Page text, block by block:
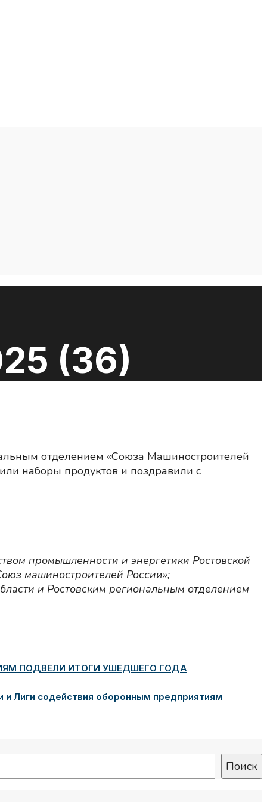
(36)
отделением «Союза Машиностроителей
наборы продуктов и поздравили с
промышленности и энергетики Ростовской
машиностроителей России»;
и Ростовским региональным отделением
ПОДВЕЛИ ИТОГИ УШЕДШЕГО ГОДА
Лиги содействия оборонным предприятиям
Поиск